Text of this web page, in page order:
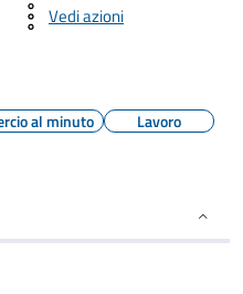
Vedi azioni
al minuto Lavoro